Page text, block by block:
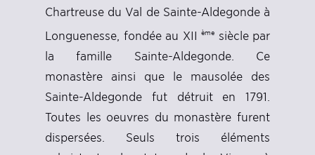
Chartreuse du Val de Sainte-Aldegonde à
Longuenesse, fondée au XII ème siècle par
la famille Sainte-Aldegonde. Ce
monastère ainsi que le mausolée des
Sainte-Aldegonde fut détruit en 1791.
Toutes les oeuvres du monastère furent
dispersées. Seuls trois éléments